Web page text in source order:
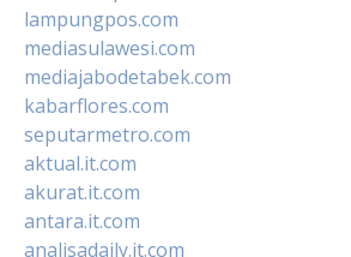
lampungpos.com
mediasulawesi.com
mediajabodetabek.com
kabarflores.com
seputarmetro.com
aktual.it.com
akurat.it.com
antara.it.com
analisadaily.it.com